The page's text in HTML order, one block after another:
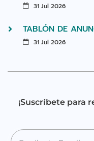
31 Jul 2026
TABLÓN DE
31 Jul 2026
¡Suscríbete para